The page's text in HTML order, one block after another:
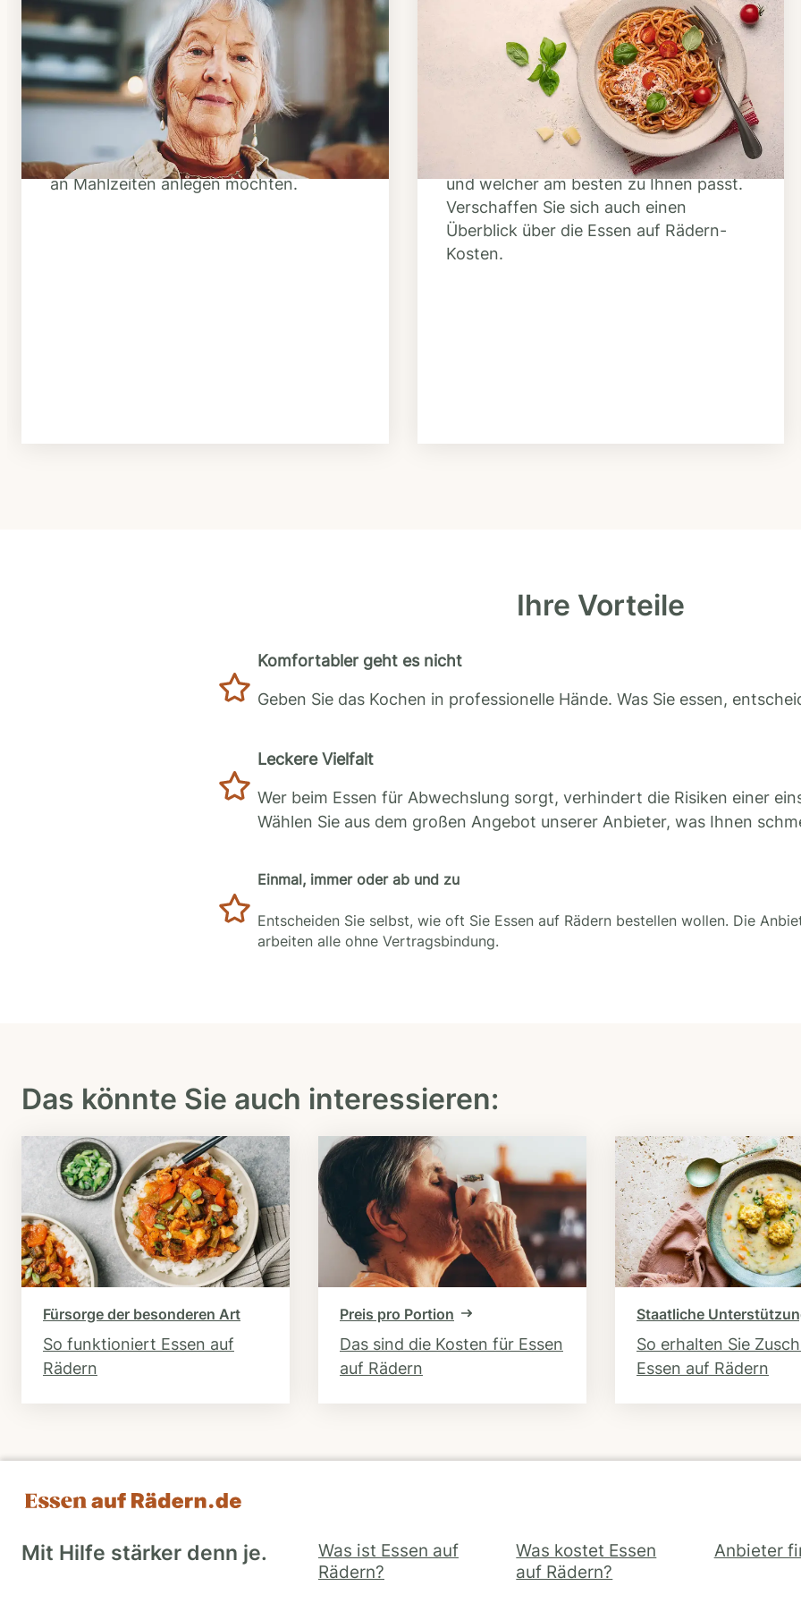
Schritt 1
Klarheit schaffen
Überlegen Sie, ob Ihnen das Essen
täglich verzehrfertig geliefert werden
soll oder Sie sich einen Tiefkühl-Vorrat
an Mahlzeiten anlegen möchten.
Schritt 2
Anbieter finden
Nutzen Sie unsere große Mahlzeiten-
Dienst-Suche, um herauszufinden,
welche Anbieter es in Ihrer Region gibt
und welcher am besten zu Ihnen passt.
Verschaffen Sie sich auch einen
Überblick über die Essen auf Rädern-
Kosten.
Ihre Vorteile
Komfortabler geht es nicht
Geben Sie das Kochen in professionelle Hände. Was Sie essen,
Leckere Vielfalt
Wer beim Essen für Abwechslung sorgt, verhindert die Risiken einer
Wählen Sie aus dem großen Angebot unserer Anbieter, was Ihnen
Einmal, immer oder ab und zu
Entscheiden Sie selbst, wie oft Sie Essen auf Rädern bestellen wollen. Die
arbeiten alle ohne Vertragsbindung.
Das könnte Sie auch interessieren:
Fürsorge der besonderen Art
So funktioniert Essen auf
Rädern
Preis pro Portion
Das sind die Kosten für Essen
auf Rädern
Staatliche
So erhalten Sie
Essen auf Rädern
Mit Hilfe stärker denn je.
Was ist Essen auf
Rädern?
Was kostet Essen
auf Rädern?
Anbieter